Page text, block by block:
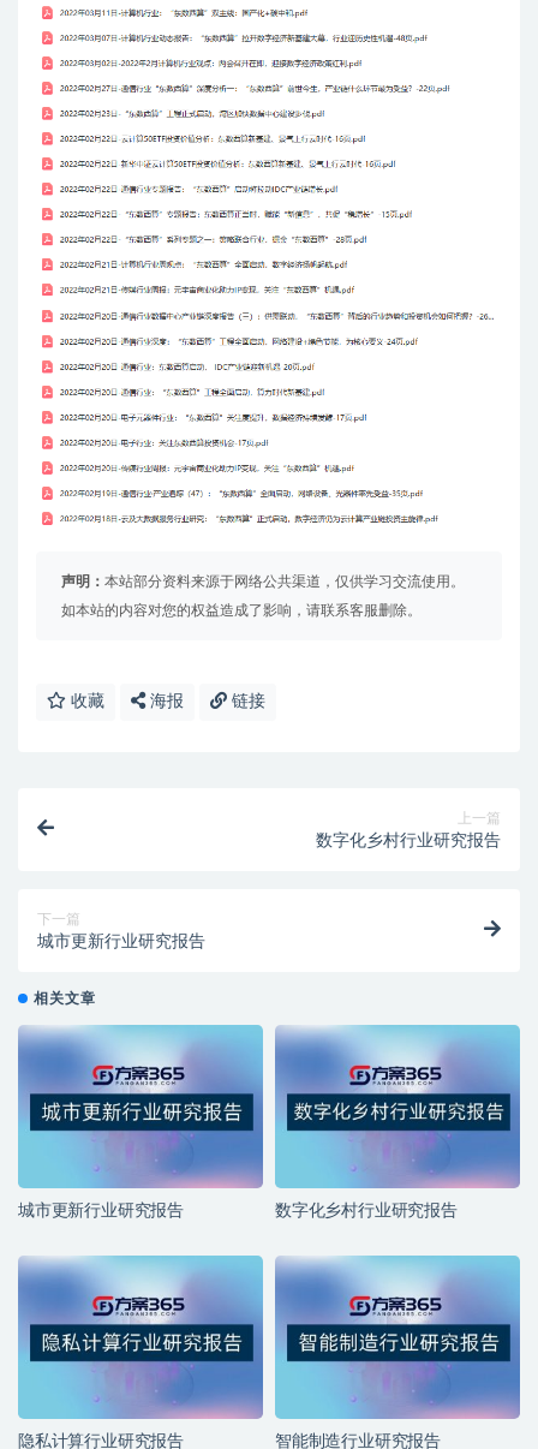
声明： 本站部分资料来源于网络公共渠道，仅供学习交流使用。
如本站的内容对您的权益造成了影响，请联系客服删除。
收藏 海报 链接
上一篇
数字化乡村行业研究报告
下一篇
城市更新行业研究报告
相关文章
城市更新行业研究报告 数字化乡村行业研究报告
隐私计算行业研究报告 智能制造行业研究报告